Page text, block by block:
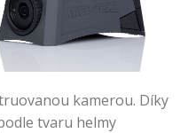
kamerou. Díky
tvaru helmy